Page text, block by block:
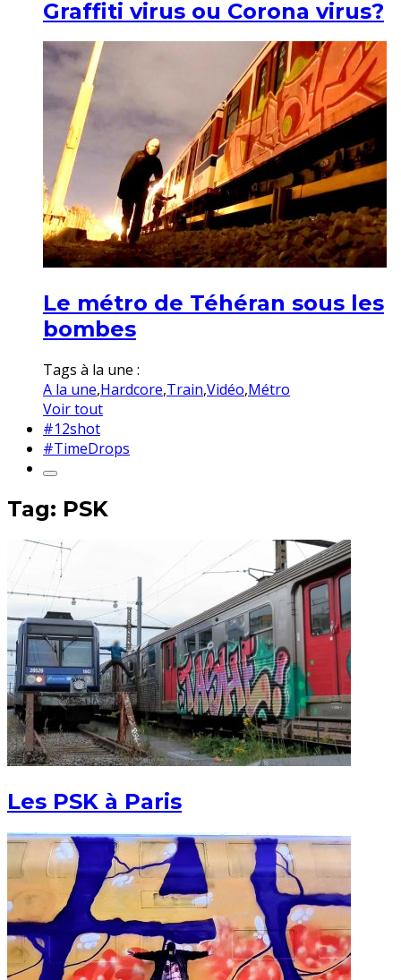
Graffiti virus ou Corona virus?
Le métro de Téhéran sous les
bombes
Tags à la une :
A la une,Hardcore,Train,Vidéo,Métro
Voir tout
#12shot
#TimeDrops
Tag: PSK
Les PSK à Paris